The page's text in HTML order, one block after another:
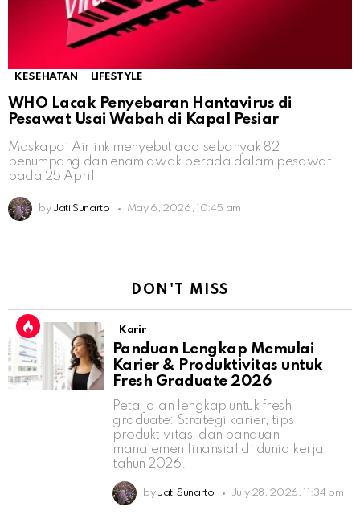
KESEHATAN LIFESTYLE
WHO Lacak Penyebaran Hantavirus di
Pesawat Usai Wabah di Kapal Pesiar
Maskapai Airlink menyebut ada sebanyak 82
penumpang dan enam awak berada dalam pesawat
pada 25 April
by Jati Sunarto May 6, 2026, 10:45 am
DON'T MISS
Karir
Panduan Lengkap Memulai
Karier & Produktivitas untuk
Fresh Graduate 2026
Peta jalan lengkap untuk fresh
graduate: Strategi karier, tips
produktivitas, dan panduan
manajemen finansial di dunia kerja
tahun 2026.
by Jati Sunarto July 28, 2026, 11:34 pm